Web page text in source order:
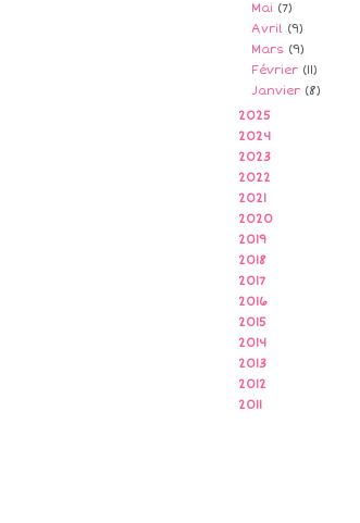
Mai (7)
Avril (9)
Mars (9)
Février (11)
Janvier (8)
2025
2024
2023
2022
2021
2020
2019
2018
2017
2016
2015
2014
2013
2012
2011